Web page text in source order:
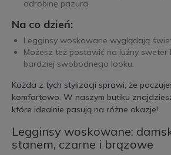
odrobinę pazura.
Na co dzień:
Legginsy woskowane wyglądają
Możesz też postawić na luźny
bardziej swobodnego looku.
Każda z tych stylizacji sprawi, że
komfortowo. W naszym butiku
które idealnie pasują na różne okazje!
Legginsy woskowane:
stanem, czarne i brązowe